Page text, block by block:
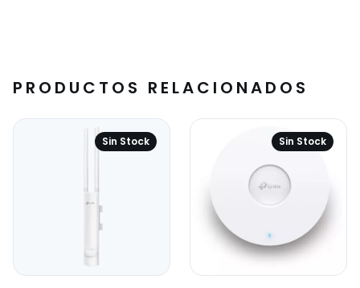
PRODUCTOS RELACIONADOS
Sin Stock Sin Stock